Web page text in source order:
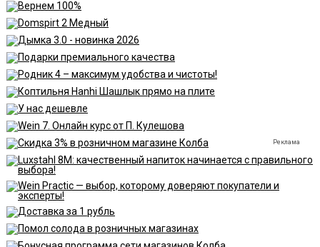
Реклама